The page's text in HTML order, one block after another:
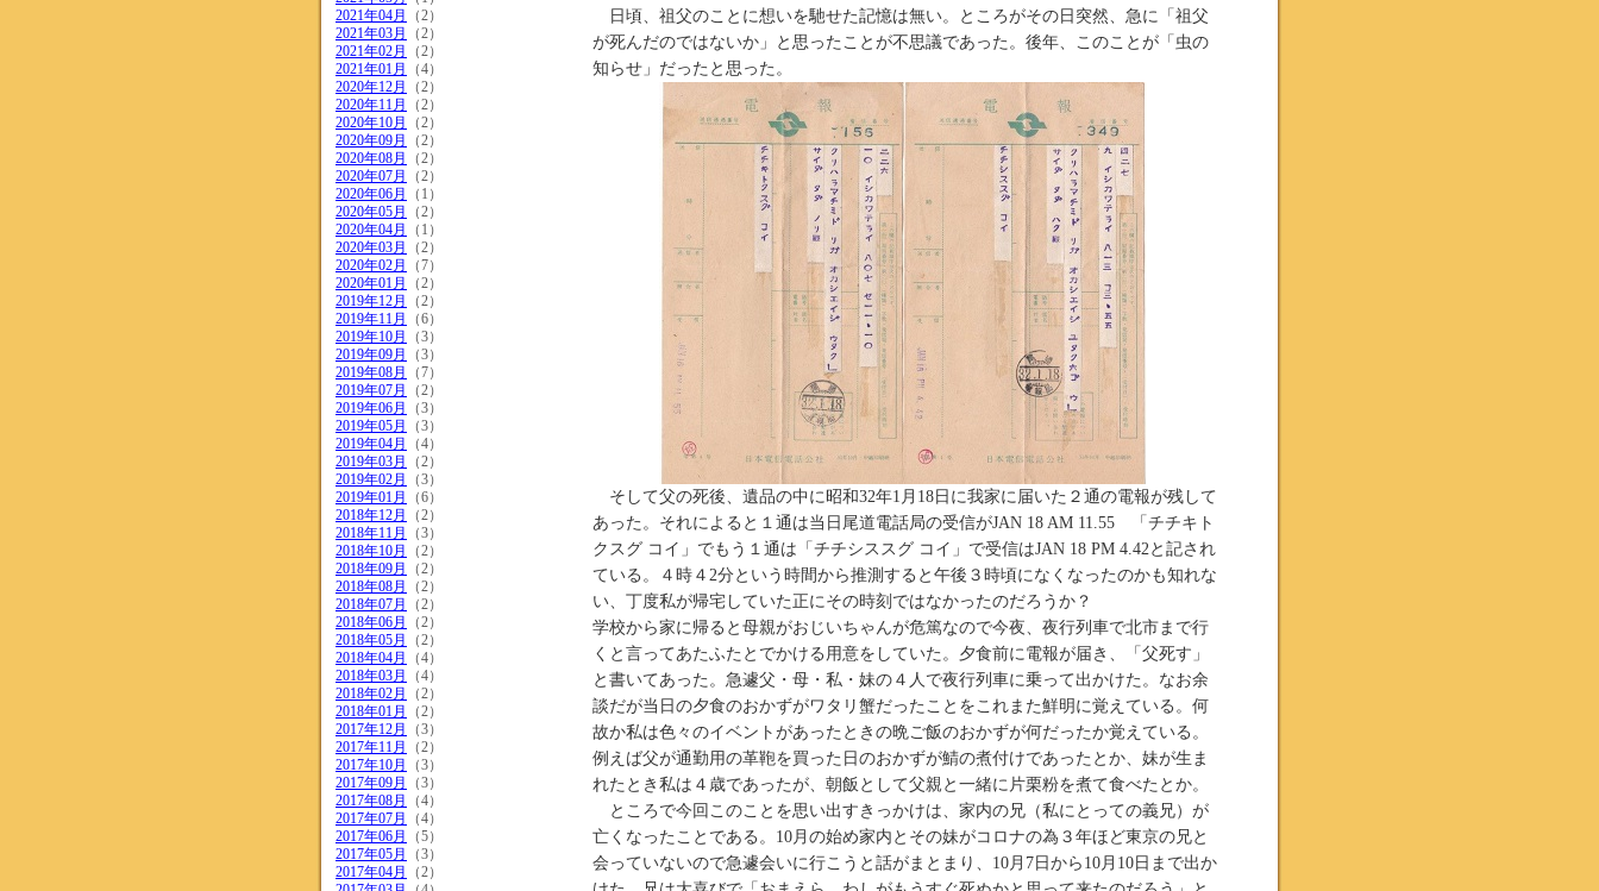
2021年04月
（2）
2021年03月
（2）
2021年02月
（2）
2021年01月
（4）
2020年12月
（2）
2020年11月
（2）
2020年10月
（2）
2020年09月
（2）
2020年08月
（2）
2020年07月
（2）
2020年06月
（1）
2020年05月
（2）
2020年04月
（1）
2020年03月
（2）
2020年02月
（7）
2020年01月
（2）
2019年12月
（2）
2019年11月
（6）
2019年10月
（3）
2019年09月
（3）
2019年08月
（7）
2019年07月
（2）
2019年06月
（3）
2019年05月
（3）
2019年04月
（4）
2019年03月
（2）
2019年02月
（3）
2019年01月
（6）
2018年12月
（2）
2018年11月
（3）
2018年10月
（2）
2018年09月
（2）
2018年08月
（2）
2018年07月
（2）
2018年06月
（2）
2018年05月
（2）
2018年04月
（4）
2018年03月
（4）
2018年02月
（2）
2018年01月
（2）
2017年12月
（3）
2017年11月
（2）
2017年10月
（3）
2017年09月
（3）
2017年08月
（4）
2017年07月
（4）
2017年06月
（5）
2017年05月
（3）
2017年04月
（2）
日頃、祖父のことに想いを馳せた記憶は無い。ところがその日突然、急に「祖父
が死んだのではないか」と思ったことが不思議であった。後年、このことが「虫の
知らせ」だったと思った。
そして父の死後、遺品の中に昭和32年1月18日に我家に届いた２通の電報が残して
あった。それによると１通は当日尾道電話局の受信がJAN 18 AM 11.55 「チチキト
クスグ コイ」でもう１通は「チチシススグ コイ」で受信はJAN 18 PM 4.42と記され
ている。４時４2分という時間から推測すると午後３時頃になくなったのかも知れな
い、丁度私が帰宅していた正にその時刻ではなかったのだろうか？
学校から家に帰ると母親がおじいちゃんが危篤なので今夜、夜行列車で北市まで行
くと言ってあたふたとでかける用意をしていた。夕食前に電報が届き、「父死す」
と書いてあった。急遽父・母・私・妹の４人で夜行列車に乗って出かけた。なお余
談だが当日の夕食のおかずがワタリ蟹だったことをこれまた鮮明に覚えている。何
故か私は色々のイベントがあったときの晩ご飯のおかずが何だったか覚えている。
例えば父が通勤用の革鞄を買った日のおかずが鯖の煮付けであったとか、妹が生ま
れたとき私は４歳であったが、朝飯として父親と一緒に片栗粉を煮て食べたとか。
ところで今回このことを思い出すきっかけは、家内の兄（私にとっての義兄）が
亡くなったことである。10月の始め家内とその妹がコロナの為３年ほど東京の兄と
会っていないので急遽会いに行こうと話がまとまり、10月7日から10月10日まで出か